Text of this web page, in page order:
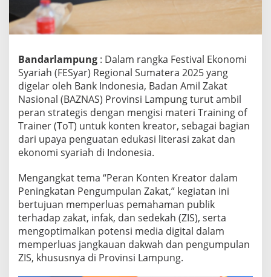
e
r
e
a
t
o
d
a
l
m
E
S
y
a
r
S
u
Bandarlampung : Dalam rangka Festival Ekonomi
Syariah (FESyar) Regional Sumatera 2025 yang
digelar oleh Bank Indonesia, Badan Amil Zakat
Nasional (BAZNAS) Provinsi Lampung turut ambil
peran strategis dengan mengisi materi Training of
Trainer (ToT) untuk konten kreator, sebagai bagian
dari upaya penguatan edukasi literasi zakat dan
ekonomi syariah di Indonesia.
Mengangkat tema “Peran Konten Kreator dalam
Peningkatan Pengumpulan Zakat,” kegiatan ini
bertujuan memperluas pemahaman publik
terhadap zakat, infak, dan sedekah (ZIS), serta
mengoptimalkan potensi media digital dalam
memperluas jangkauan dakwah dan pengumpulan
ZIS, khususnya di Provinsi Lampung.